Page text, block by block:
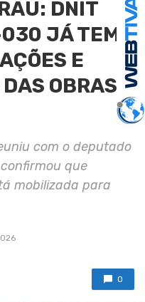
DNIT
JÁ TEM
E
OBRAS
com o deputado
que
mobilizada para
0